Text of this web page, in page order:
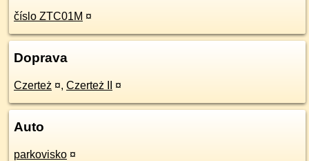
číslo ZTC01M ¤
Doprava
Czerteż ¤, Czerteż II ¤
Auto
parkovisko ¤